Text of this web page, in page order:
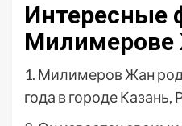
Интересные
1. Милимеров Жан
года в городе Казань,